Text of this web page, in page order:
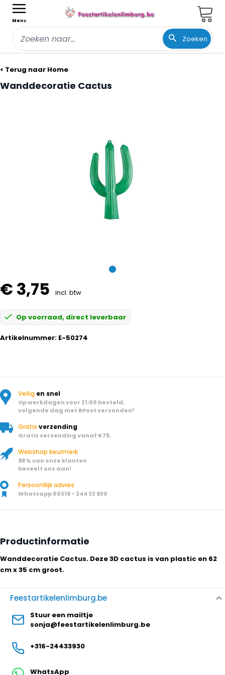
Menu
Zoeken
< Terug naar Home
Wanddecoratie Cactus
€ 3,75 incl. btw
Op voorraad, direct leverbaar
Artikelnummer: E-50274
Veilig en snel
Op werkdagen voor 21:00 besteld,
volgende dag met BPost verzonden!
Gratis verzending
Gratis verzending vanaf €75.
Webshop keurmerk
98% van onze klanten
beveelt ons aan!
Persoonllijk advies
Whatsapp 00316 - 244 33 930
Productinformatie
Wanddecoratie Cactus. Deze 3D cactus is van plastic en 62
cm x 35 cm groot.
Feestartikelenlimburg.be
Stuur een mailtje
sonja@feestartikelenlimburg.be
+316-24433930
WhatsApp